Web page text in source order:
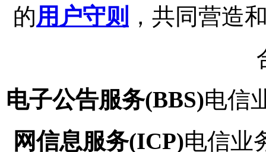
的用户守则 ，共同营造
电子公告服务(BBS)电信
网信息服务(ICP)电信业